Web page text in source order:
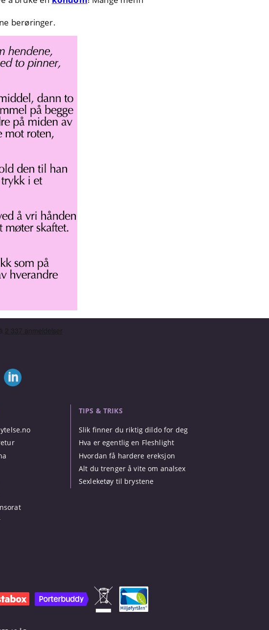
berøringer.
TIPS & TRIKS
Slik finner du riktig dildo for deg
Hva er egentlig en Fleshlight
Hvordan få hardere ereksjon
Alt du trenger å vite om analsex
Sexleketøy til brystene